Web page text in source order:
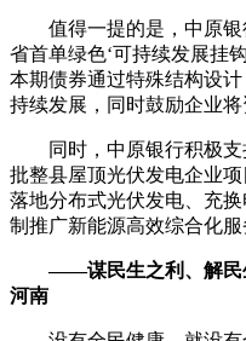
值得一提的是，中原银
省首单绿色‘可持续发展挂
本期债券通过特殊结构设
持续发展，同时鼓励企业将
同时，中原银行积极支
批整县屋顶光伏发电企业
落地分布式光伏发电、充
制推广新能源高效综合化服
——谋民生之利、解民生
河南